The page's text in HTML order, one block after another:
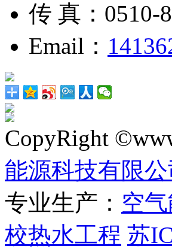
传 真：0510-
Email：
CopyRight
能源科技有限公
专业生产： 空
校热水工程 苏